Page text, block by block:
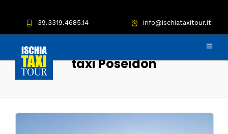
39.3319.4685.14 info@ischiataxitour.it
taxi Poseidon